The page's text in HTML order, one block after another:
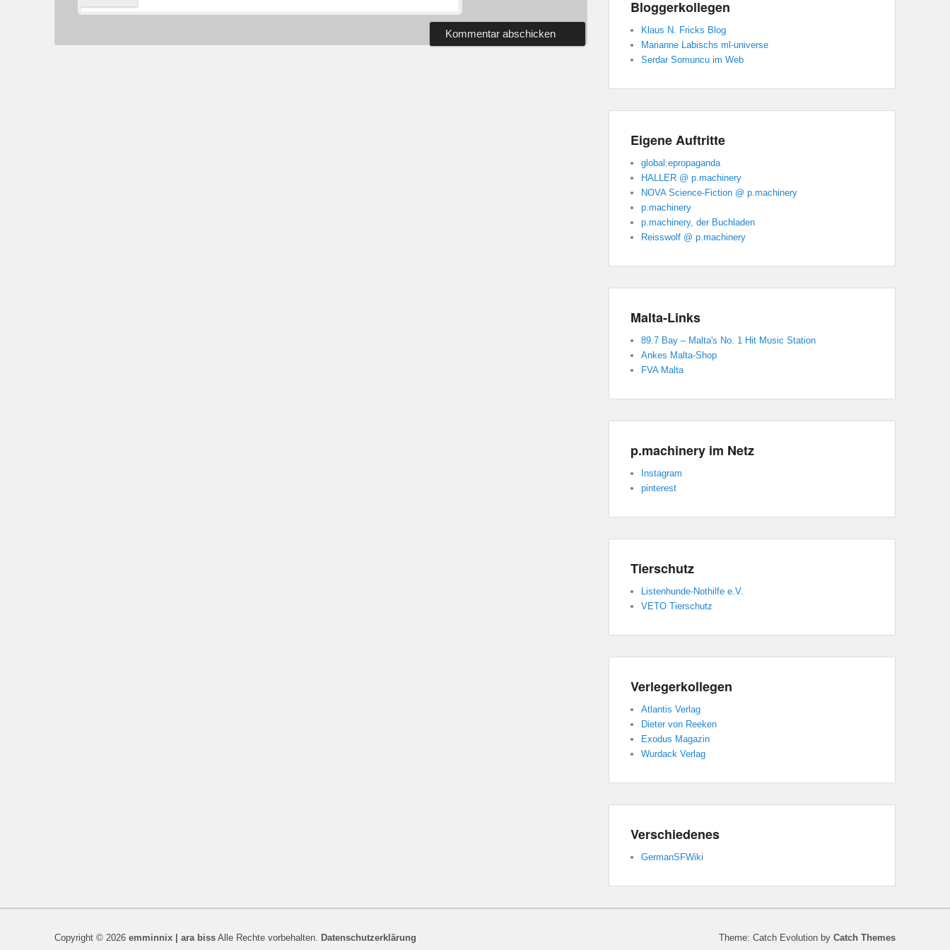
Bloggerkollegen
Klaus N. Fricks Blog
Marianne Labischs ml-universe
Serdar Somuncu im Web
Eigene Auftritte
global:epropaganda
HALLER @ p.machinery
NOVA Science-Fiction @ p.machinery
p.machinery
p.machinery, der Buchladen
Reisswolf @ p.machinery
Malta-Links
89.7 Bay – Malta's No. 1 Hit Music Station
Ankes Malta-Shop
FVA Malta
p.machinery im Netz
Instagram
pinterest
Tierschutz
Listenhunde-Nothilfe e.V.
VETO Tierschutz
Verlegerkollegen
Atlantis Verlag
Dieter von Reeken
Exodus Magazin
Wurdack Verlag
Verschiedenes
GermanSFWiki
Copyright © 2026 emminnix | ara biss Alle Rechte vorbehalten. Datenschutzerklärung Theme: Catch Evolution by Catch Themes